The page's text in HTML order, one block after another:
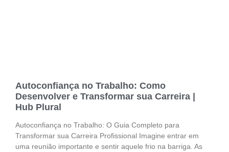
Autoconfiança no Trabalho: Como
Desenvolver e Transformar sua Carreira |
Hub Plural
Autoconfiança no Trabalho: O Guia Completo para
Transformar sua Carreira Profissional Imagine entrar em
uma reunião importante e sentir aquele frio na barriga. As